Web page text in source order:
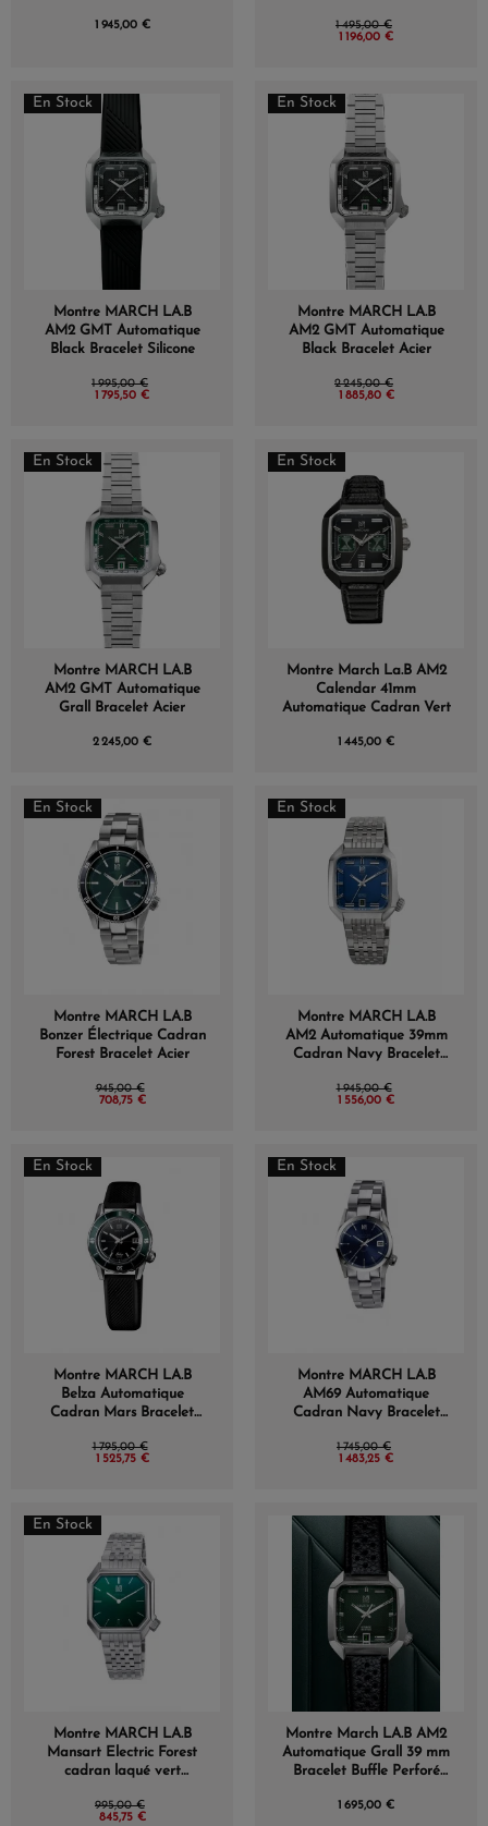
1 945,00 €
1 495,00 €
1 196,00 €
En Stock
Montre MARCH LA.B
AM2 GMT Automatique
Black Bracelet Silicone
1 995,00 €
1 795,50 €
En Stock
Montre MARCH LA.B
AM2 GMT Automatique
Black Bracelet Acier
2 245,00 €
1 885,80 €
En Stock
Montre MARCH LA.B
AM2 GMT Automatique
Grall Bracelet Acier
2 245,00 €
En Stock
Montre March La.B AM2
Calendar 41mm
Automatique Cadran Vert
1 445,00 €
En Stock
Montre MARCH LA.B
Bonzer Électrique Cadran
Forest Bracelet Acier
945,00 €
708,75 €
En Stock
Montre MARCH LA.B
AM2 Automatique 39mm
Cadran Navy Bracelet
1 945,00 €
1 556,00 €
En Stock
Montre MARCH LA.B
Belza Automatique
Cadran Mars Bracelet
1 795,00 €
1 525,75 €
En Stock
Montre MARCH LA.B
AM69 Automatique
Cadran Navy Bracelet
1 745,00 €
1 483,25 €
En Stock
Montre MARCH LA.B
Mansart Electric Forest
cadran laqué vert
995,00 €
845,75 €
Montre March LA.B AM2
Automatique Grall 39 mm
Bracelet Buffle Perforé
1 695,00 €